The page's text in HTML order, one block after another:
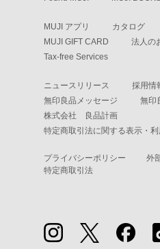
MUJI アプリ カタログ
MUJI GIFT CARD
法人の
Tax-free Services
ニュースリリース
採用情
無印良品メッセージ
無印
株式会社 良品計画
特定商取引法に関する表示・
プライバシーポリシー
外
特定商取引法